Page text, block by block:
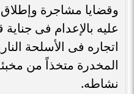
وقضايا مشاجرة وإطلاق
عليه بالإعدام فى
اتجاره فى الأسلحة
المخدرة متخذاً من
نشاطه.